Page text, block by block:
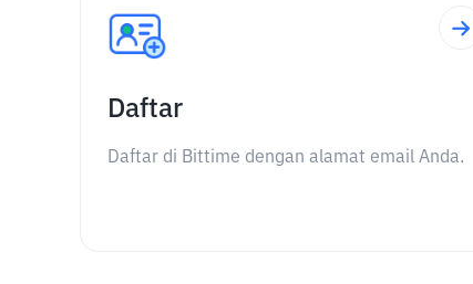
Daftar
Daftar di Bittime dengan alamat email Anda.